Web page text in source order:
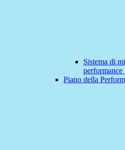
Sistema di
performance
Piano della